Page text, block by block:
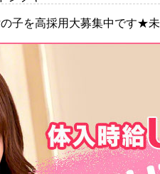
子を高採用大募集中です★未